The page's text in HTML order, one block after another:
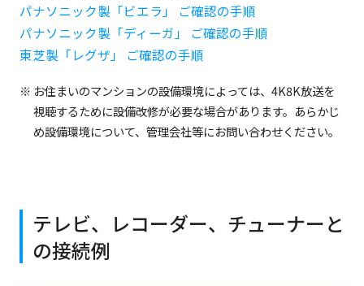
パナソニック製「ビエラ」 ご確認の手順
パナソニック製「ディーガ」 ご確認の手順
東芝製「レグザ」 ご確認の手順
お住まいのマンションの設備環境によっては、4K8K放送を
視聴するために設備改修が必要な場合があります。あらかじ
め設備環境について、管理会社等にお問い合わせください。
テレビ、レコーダー、チューナーと
の接続例